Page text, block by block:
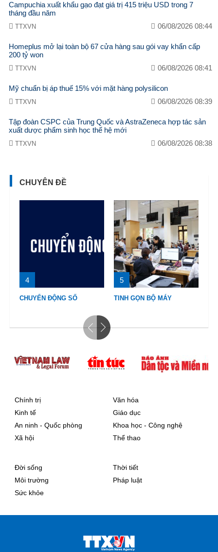
Campuchia xuất khẩu gạo đạt giá trị 415 triệu USD trong 7
tháng đầu năm
TTXVN 06/08/2026 08:44
Homeplus mở lại toàn bộ 67 cửa hàng sau gói vay khẩn cấp
200 tỷ won
TTXVN 06/08/2026 08:41
Mỹ chuẩn bị áp thuế 15% với mặt hàng polysilicon
TTXVN 06/08/2026 08:39
Tập đoàn CSPC của Trung Quốc và AstraZeneca hợp tác sản
xuất dược phẩm sinh học thế hệ mới
TTXVN 06/08/2026 08:38
CHUYÊN ĐỀ
5
TINH GỌN BỘ MÁY
6
VĂN HÓA SOI ĐƯỜNG
Chính trị
Kinh tế
An ninh - Quốc phòng
Xã hội
Văn hóa
Giáo dục
Khoa học - Công nghệ
Thể thao
Đời sống
Môi trường
Sức khỏe
Thời tiết
Pháp luật